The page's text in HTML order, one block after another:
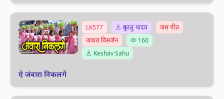
LK577 दुकालु यादव
जस गीत
जवारा विसर्जन
160
Keshav Sahu
ऐ जंवारा निकलगे